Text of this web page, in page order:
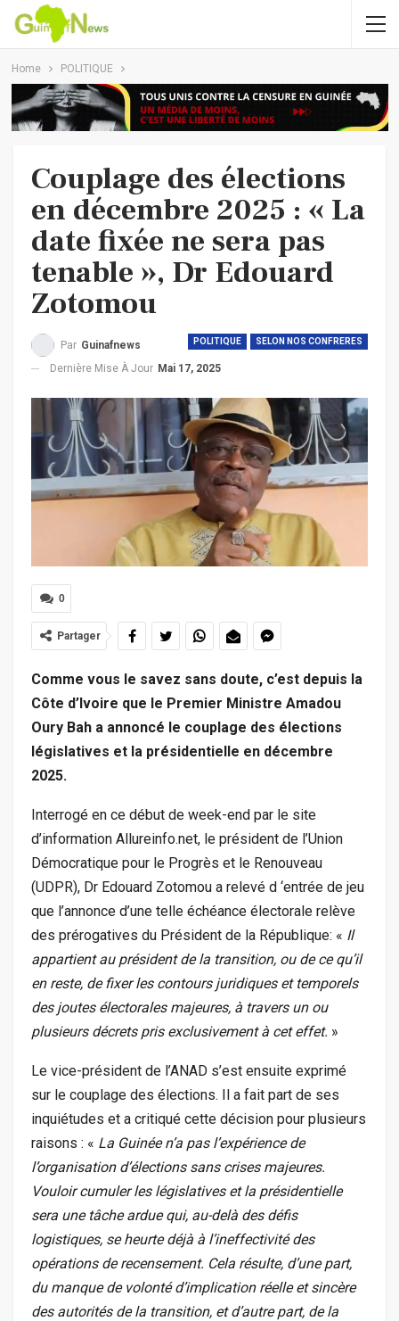
Home POLITIQUE
Couplage des élections
en décembre 2025 : « La
date fixée ne sera pas
tenable », Dr Edouard
Zotomou
POLITIQUE SELON NOS CONFRERES
Par Guinafnews
Dernière Mise À Jour Mai 17, 2025
0
Partager
Comme vous le savez sans doute, c’est depuis la
Côte d’Ivoire que le Premier Ministre Amadou
Oury Bah a annoncé le couplage des élections
législatives et la présidentielle en décembre
2025.
Interrogé en ce début de week-end par le site
d’information Allureinfo.net, le président de l’Union
Démocratique pour le Progrès et le Renouveau
(UDPR), Dr Edouard Zotomou a relevé d ‘entrée de jeu
que l’annonce d’une telle échéance électorale relève
des prérogatives du Président de la République: « Il
appartient au président de la transition, ou de ce qu’il
en reste, de fixer les contours juridiques et temporels
des joutes électorales majeures, à travers un ou
plusieurs décrets pris exclusivement à cet effet. »
Le vice-président de l’ANAD s’est ensuite exprimé
sur le couplage des élections. Il a fait part de ses
inquiétudes et a critiqué cette décision pour plusieurs
raisons : « La Guinée n’a pas l’expérience de
l’organisation d’élections sans crises majeures.
Vouloir cumuler les législatives et la présidentielle
sera une tâche ardue qui, au-delà des défis
logistiques, se heurte déjà à l’ineffectivité des
opérations de recensement. Cela résulte, d’une part,
du manque de volonté d’implication réelle et sincère
des autorités de la transition, et d’autre part, de la